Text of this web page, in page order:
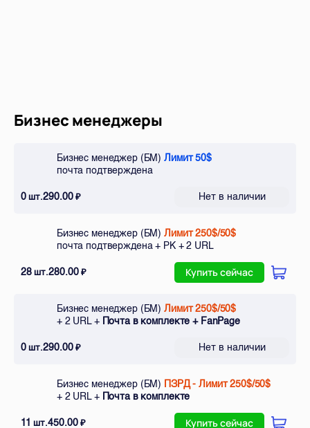
Бизнес менеджеры
Бизнес менеджер (БМ)Лимит 50$
почта подтверждена
0шт.290.00₽ Нет в наличии
Бизнес менеджер (БМ)Лимит 250$/50$
почта подтверждена + РК + 2 URL
28шт.280.00₽ Купить сейчас
Бизнес менеджер (БМ)Лимит 250$/50$
+ 2 URL + Почта в комплекте + FanPage
0шт.290.00₽ Нет в наличии
Бизнес менеджер (БМ) ПЗРД - Лимит 250$/50$
+ 2 URL + Почта в комплекте
11 шт.450.00₽ Купить сейчас